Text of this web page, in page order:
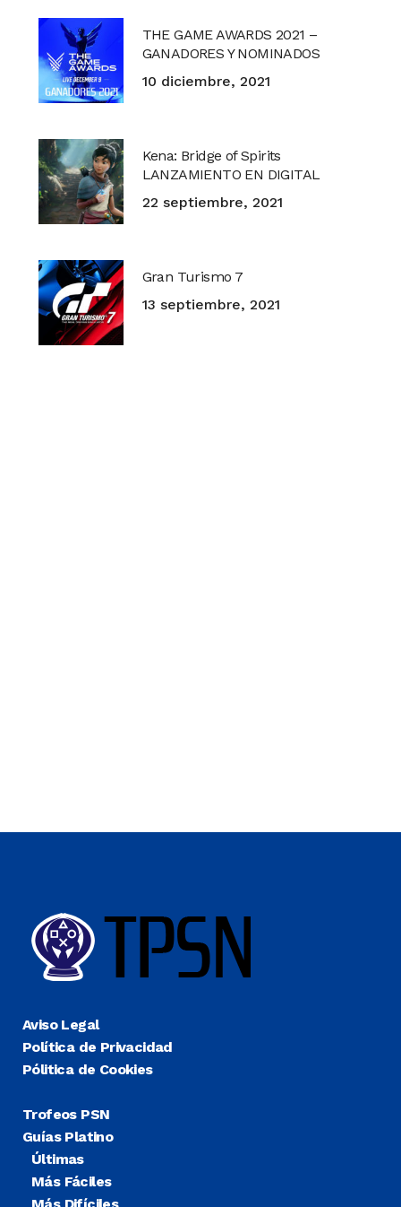
THE GAME AWARDS 2021 –
GANADORES Y NOMINADOS
10 diciembre, 2021
Kena: Bridge of Spirits
LANZAMIENTO EN DIGITAL
22 septiembre, 2021
Gran Turismo 7
13 septiembre, 2021
Aviso Legal
Política de Privacidad
Pólitica de Cookies
Trofeos PSN
Guías Platino
Últimas
Más Fáciles